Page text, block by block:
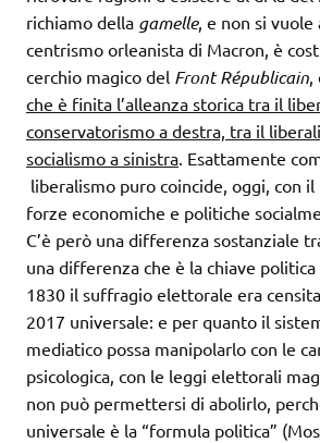
richiamo della gamelle, e non si
centrismo orleanista di Macron, è
cerchio magico del Front Républicain,
che è finita l’alleanza storica tra il
conservatorismo a destra, tra il
socialismo a sinistra. Esattamente
liberalismo puro coincide, oggi, con
forze economiche e politiche
C’è però una differenza sostanziale
una differenza che è la chiave
1830 il suffragio elettorale era
2017 universale: e per quanto il
mediatico possa manipolarlo con le
psicologica, con le leggi elettorali
non può permettersi di abolirlo,
universale è la “formula politica”